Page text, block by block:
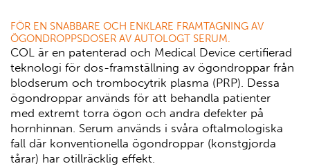
FÖR EN SNABBARE OCH ENKLARE FRAMTAGNING AV
ÖGONDROPPSDOSER AV AUTOLOGT SERUM.
COL är en patenterad och Medical Device certifierad
teknologi för dos-framställning av ögondroppar från
blodserum och trombocytrik plasma (PRP). Dessa
ögondroppar används för att behandla patienter
med extremt torra ögon och andra defekter på
hornhinnan. Serum används i svåra oftalmologiska
fall där konventionella ögondroppar (konstgjorda
tårar) har otillräcklig effekt.